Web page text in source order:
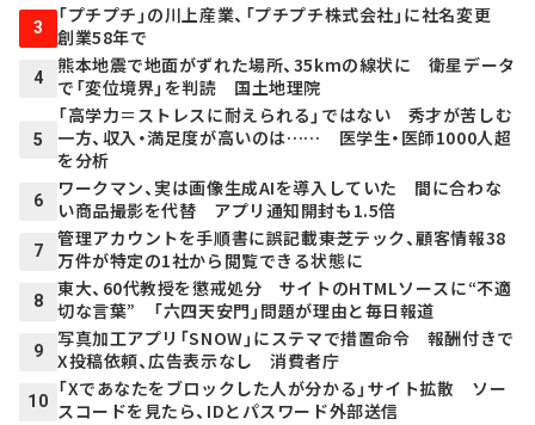
3
「プチプチ」の川上産業、「プチプチ株式会社」に社名変更
創業58年で
4
熊本地震で地面がずれた場所、35kmの線状に 衛星データ
で「変位境界」を判読 国土地理院
5
「高学力＝ストレスに耐えられる」ではない 秀才が苦しむ
一方、収入・満足度が高いのは…… 医学生・医師1000人超
を分析
6
ワークマン、実は画像生成AIを導入していた 間に合わな
い商品撮影を代替 アプリ通知開封も1.5倍
7
管理アカウントを手順書に誤記載――東芝テック、顧客情報38
万件が特定の1社から閲覧できる状態に
8
東大、60代教授を懲戒処分 サイトのHTMLソースに“不適
切な言葉” 「六四天安門」問題が理由と毎日報道
9
写真加工アプリ「SNOW」にステマで措置命令 報酬付きで
X投稿依頼、広告表示なし 消費者庁
10
「Xであなたをブロックした人が分かる」サイト拡散 ソー
スコードを見たら、IDとパスワード外部送信